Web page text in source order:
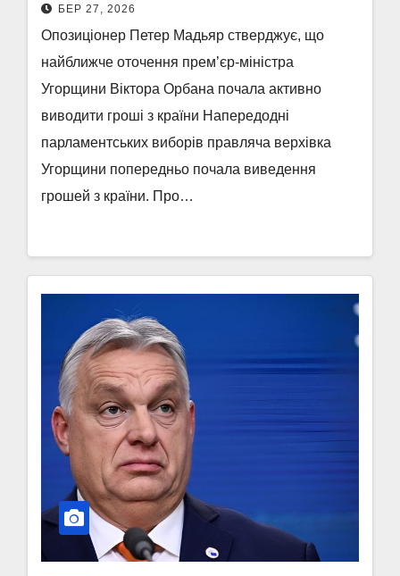
БЕР 27, 2026
Опозиціонер Петер Мадьяр стверджує, що
найближче оточення прем’єр-міністра
Угорщини Віктора Орбана почала активно
виводити гроші з країни Напередодні
парламентських виборів правляча верхівка
Угорщини попередньо почала виведення
грошей з країни. Про…